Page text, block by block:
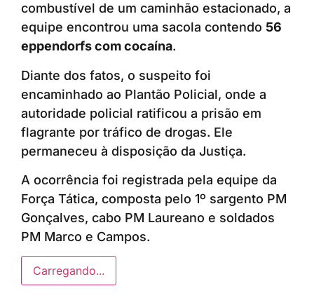
combustível de um caminhão estacionado, a
equipe encontrou uma sacola contendo 56
eppendorfs com cocaína.
Diante dos fatos, o suspeito foi
encaminhado ao Plantão Policial, onde a
autoridade policial ratificou a prisão em
flagrante por tráfico de drogas. Ele
permaneceu à disposição da Justiça.
A ocorrência foi registrada pela equipe da
Força Tática, composta pelo 1º sargento PM
Gonçalves, cabo PM Laureano e soldados
PM Marco e Campos.
Carregando...